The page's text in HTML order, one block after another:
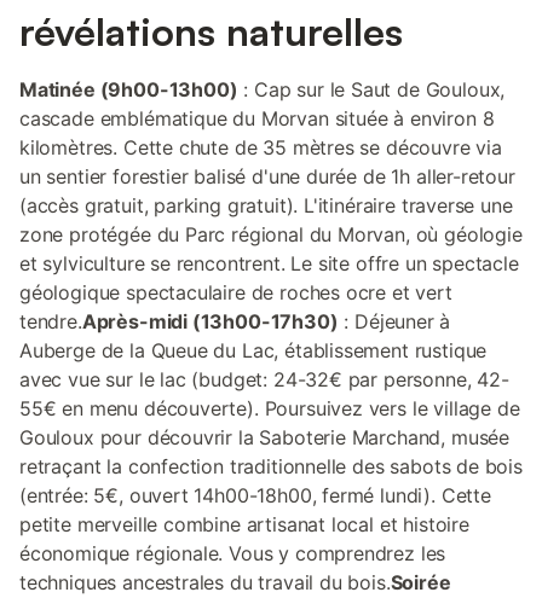
révélations naturelles
Matinée (9h00-13h00) : Cap sur le Saut de Gouloux,
cascade emblématique du Morvan située à environ 8
kilomètres. Cette chute de 35 mètres se découvre via
un sentier forestier balisé d'une durée de 1h aller-retour
(accès gratuit, parking gratuit). L'itinéraire traverse une
zone protégée du Parc régional du Morvan, où géologie
et sylviculture se rencontrent. Le site offre un spectacle
géologique spectaculaire de roches ocre et vert
tendre.Après-midi (13h00-17h30) : Déjeuner à
Auberge de la Queue du Lac, établissement rustique
avec vue sur le lac (budget: 24-32€ par personne, 42-
55€ en menu découverte). Poursuivez vers le village de
Gouloux pour découvrir la Saboterie Marchand, musée
retraçant la confection traditionnelle des sabots de bois
(entrée: 5€, ouvert 14h00-18h00, fermé lundi). Cette
petite merveille combine artisanat local et histoire
économique régionale. Vous y comprendrez les
techniques ancestrales du travail du bois.Soirée